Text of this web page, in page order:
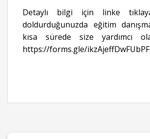
Detaylı bilgi için linke
doldurduğunuzda eğitim
kısa sürede size yardımcı
https://forms.gle/